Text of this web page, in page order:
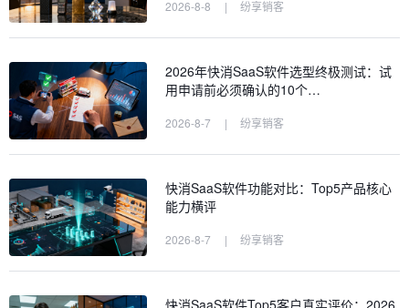
2026-8-8 | 纷享销客
2026年快消SaaS软件选型终极测试：试
用申请前必须确认的10个…
2026-8-7 | 纷享销客
快消SaaS软件功能对比：Top5产品核心
能力横评
2026-8-7 | 纷享销客